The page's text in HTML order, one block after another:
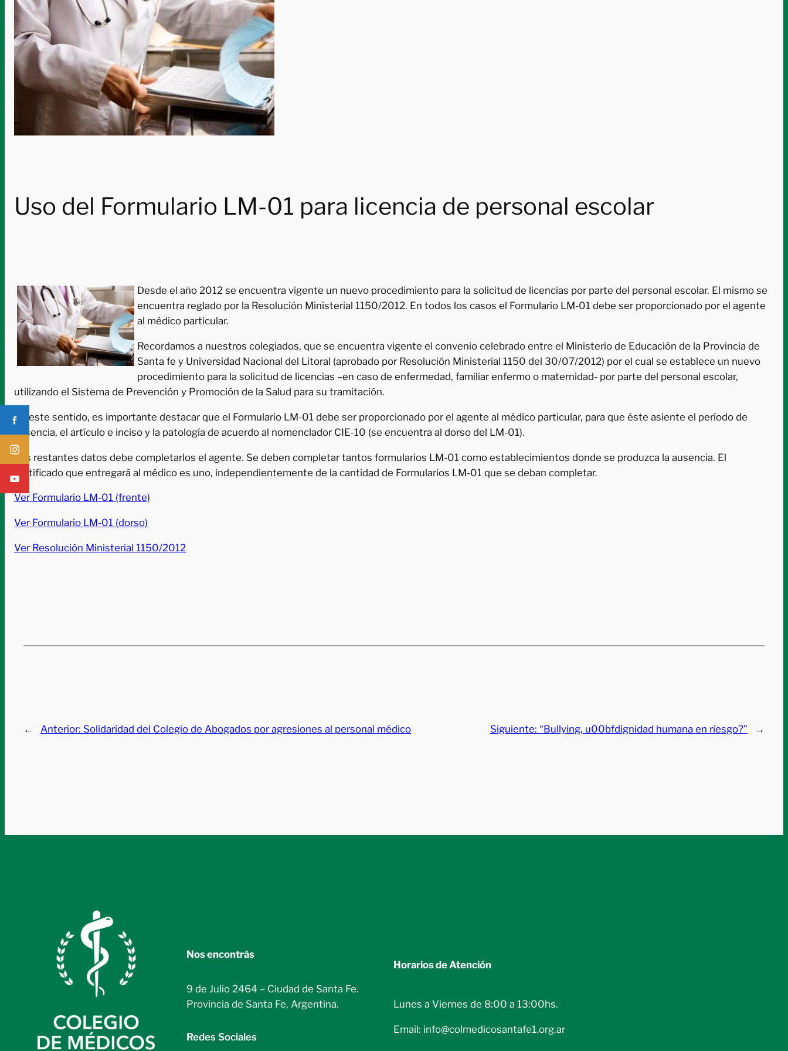
Uso del Formulario LM-01 para licencia de personal escolar
Desde el año 2012 se encuentra vigente un nuevo procedimiento para la solicitud de licencias por parte del personal escolar. El mismo se
encuentra reglado por la Resolución Ministerial 1150/2012. En todos los casos el Formulario LM-01 debe ser proporcionado por el agente
al médico particular.
Recordamos a nuestros colegiados, que se encuentra vigente el convenio celebrado entre el Ministerio de Educación de la Provincia de
Santa fe y Universidad Nacional del Litoral (aprobado por Resolución Ministerial 1150 del 30/07/2012) por el cual se establece un nuevo
procedimiento para la solicitud de licencias –en caso de enfermedad, familiar enfermo o maternidad- por parte del personal escolar,
utilizando el Sistema de Prevención y Promoción de la Salud para su tramitación.
En este sentido, es importante destacar que el Formulario LM-01 debe ser proporcionado por el agente al médico particular, para que éste asiente el período de
ausencia, el artículo e inciso y la patología de acuerdo al nomenclador CIE-10 (se encuentra al dorso del LM-01).
Los restantes datos debe completarlos el agente. Se deben completar tantos formularios LM-01 como establecimientos donde se produzca la ausencia. El
certificado que entregará al médico es uno, independientemente de la cantidad de Formularios LM-01 que se deban completar.
Ver Formulario LM-01 (frente)
Ver Formulario LM-01 (dorso)
Ver Resolución Ministerial 1150/2012
← Anterior: Solidaridad del Colegio de Abogados por agresiones al personal médico Siguiente: “Bullying, u00bfdignidad humana en riesgo?” →
Nos encontrás
9 de Julio 2464 – Ciudad de Santa Fe.
Provincia de Santa Fe, Argentina.
Redes Sociales
Horarios de Atención
Lunes a Viernes de 8:00 a 13:00hs.
Email: info@colmedicosantafe1.org.ar